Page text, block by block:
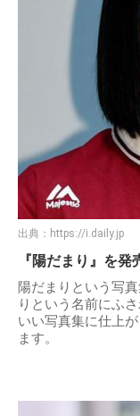
出典： https://i.daily.jp
『陽だまり』を発
陽だまりという写
りという名前にふ
いい写真集に仕上
ます。